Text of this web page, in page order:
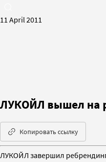
11 April 2011
ЛУКОЙЛ вышел на
Копировать ссылку
ЛУКОЙЛ завершил